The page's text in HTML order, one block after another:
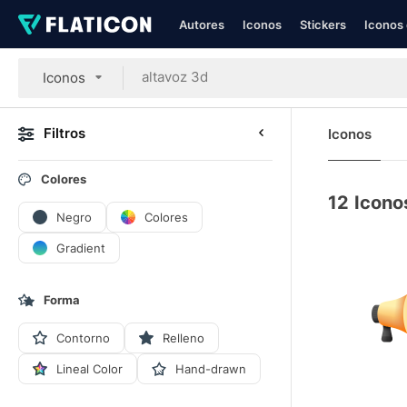
Autores Iconos Stickers Iconos
Iconos
Filtros
Colores
Negro Colores
Gradient
Forma
Contorno Relleno
Lineal Color Hand-drawn
Iconos
12